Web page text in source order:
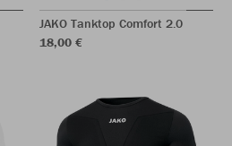
JAKO Tanktop Comfort 2.0
18,00 €